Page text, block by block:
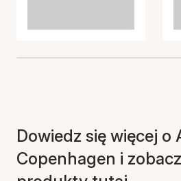
Dowiedz się więcej o
Copenhagen i